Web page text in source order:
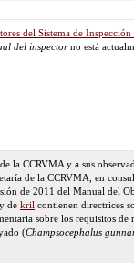
del Sistema de
del inspectorno está
la CCRVMA y a sus
de la CCRVMA, en
de 2011 del Manual del
y de kril contienen directrices
sobre los requisitos de
(Champsocephalus